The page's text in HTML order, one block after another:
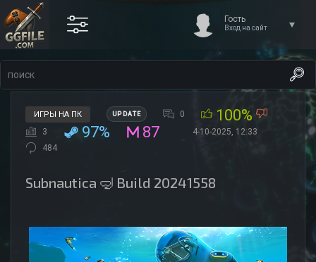
Гость
Вход на сайт
ИГРЫ НА ПК UPDATE 0 100%
3 97% 87
4-10-2025, 12:33
484
Subnautica 🤿 Build 20241558